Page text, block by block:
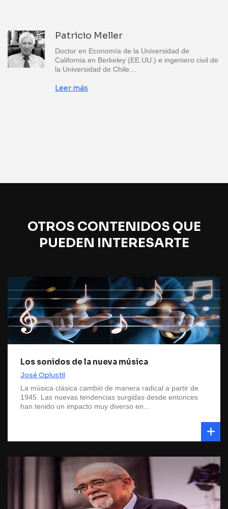
Patricio Meller
Doctor en Economía de la Universidad de
California en Berkeley (EE.UU.) e ingeniero civil de
la Universidad de Chile…
Leer más
OTROS CONTENIDOS QUE
PUEDEN INTERESARTE
Los sonidos de la nueva música
José Oplustil
La música clásica cambió de manera radical a partir de
1945. Las nuevas tendencias surgidas desde entonces
han tenido un impacto muy diverso en...